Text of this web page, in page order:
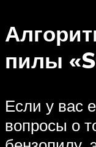
пилы
Если у вас
вопросы о